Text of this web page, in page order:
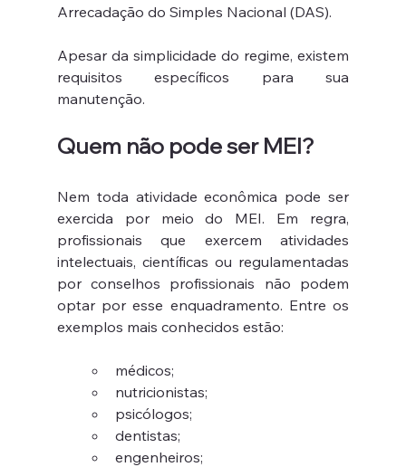
Arrecadação do Simples Nacional (DAS).
Apesar da simplicidade do regime, existem
requisitos específicos para sua
manutenção.
Quem não pode ser MEI?
Nem toda atividade econômica pode ser
exercida por meio do MEI. Em regra,
profissionais que exercem atividades
intelectuais, científicas ou regulamentadas
por conselhos profissionais não podem
optar por esse enquadramento. Entre os
exemplos mais conhecidos estão:
médicos;
nutricionistas;
psicólogos;
dentistas;
engenheiros;